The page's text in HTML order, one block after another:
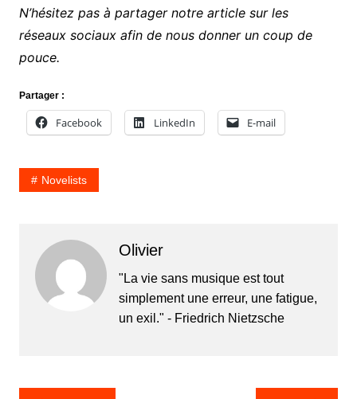
N’hésitez pas à partager notre article sur les
réseaux sociaux afin de nous donner un coup de
pouce.
Partager :
Facebook LinkedIn E-mail
Novelists
Olivier
"La vie sans musique est tout
simplement une erreur, une fatigue,
un exil." - Friedrich Nietzsche